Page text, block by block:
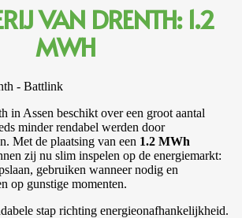
VAN DRENTH: 1.2
MWH
in Assen beschikt over een groot aantal
minder rendabel werden door
Met de plaatsing van een 1.2 MWh
zij nu slim inspelen op de energiemarkt:
gebruiken wanneer nodig en
op gunstige momenten.
stap richting energieonafhankelijkheid.